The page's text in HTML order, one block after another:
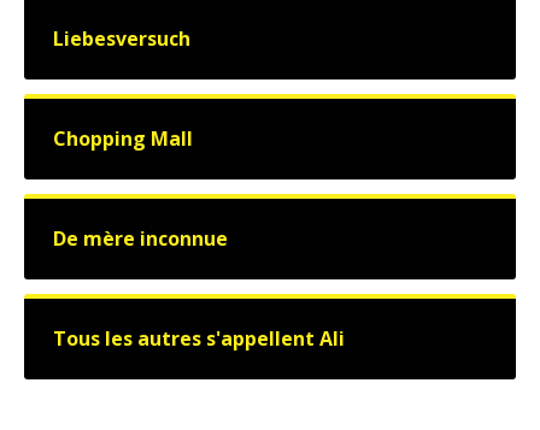
Liebesversuch
Chopping Mall
De mère inconnue
Tous les autres s'appellent Ali